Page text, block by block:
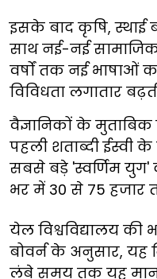
इसके बाद कृषि, स्थाई
साथ नई-नई
वर्षों तक नई भाषाओं
विविधता लगातार
वैज्ञानिकों के मुताबिक
पहली शताब्दी ईस्वी
सबसे बड़े 'स्वर्णिम युग'
भर में 30 से 75 हजार
येल विश्वविद्यालय की
बोवर्न के अनुसार, यह
लंबे समय तक यह माना